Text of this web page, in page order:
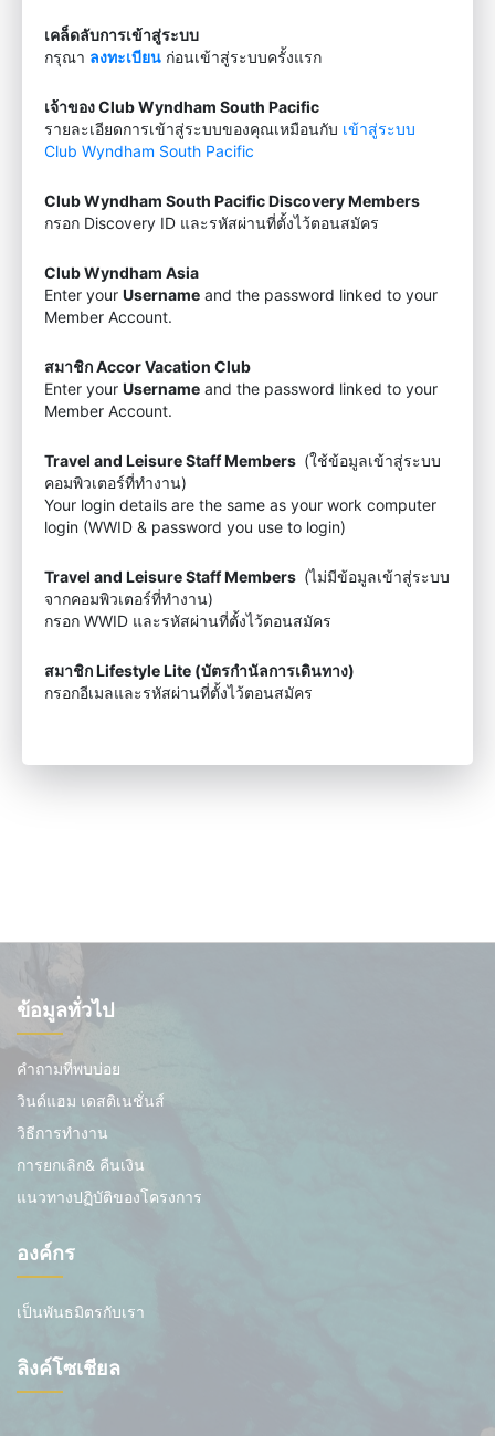
เคล็ดลับการเข้าสู่ระบบ
กรุณา ลงทะเบียน ก่อนเข้าสู่ระบบครั้งแรก
เจ้าของ Club Wyndham South Pacific
รายละเอียดการเข้าสู่ระบบของคุณเหมือนกับ เข้าสู่ระบบ
Club Wyndham South Pacific
Club Wyndham South Pacific Discovery Members
กรอก Discovery ID และรหัสผ่านที่ตั้งไว้ตอนสมัคร
Club Wyndham Asia
Enter your Username and the password linked to your
Member Account.
สมาชิก Accor Vacation Club
Enter your Username and the password linked to your
Member Account.
Travel and Leisure Staff Members (ใช้ข้อมูลเข้าสู่ระบบ
คอมพิวเตอร์ที่ทำงาน)
Your login details are the same as your work computer
login (WWID & password you use to login)
Travel and Leisure Staff Members (ไม่มีข้อมูลเข้าสู่ระบบ
จากคอมพิวเตอร์ที่ทำงาน)
กรอก WWID และรหัสผ่านที่ตั้งไว้ตอนสมัคร
สมาชิก Lifestyle Lite (บัตรกำนัลการเดินทาง)
กรอกอีเมลและรหัสผ่านที่ตั้งไว้ตอนสมัคร
ข้อมูลทั่วไป
คำถามที่พบบ่อย
วินด์แฮม เดสติเนชั่นส์
วิธีการทำงาน
การยกเลิก& คืนเงิน
แนวทางปฏิบัติของโครงการ
องค์กร
เป็นพันธมิตรกับเรา
ลิงค์โซเชียล